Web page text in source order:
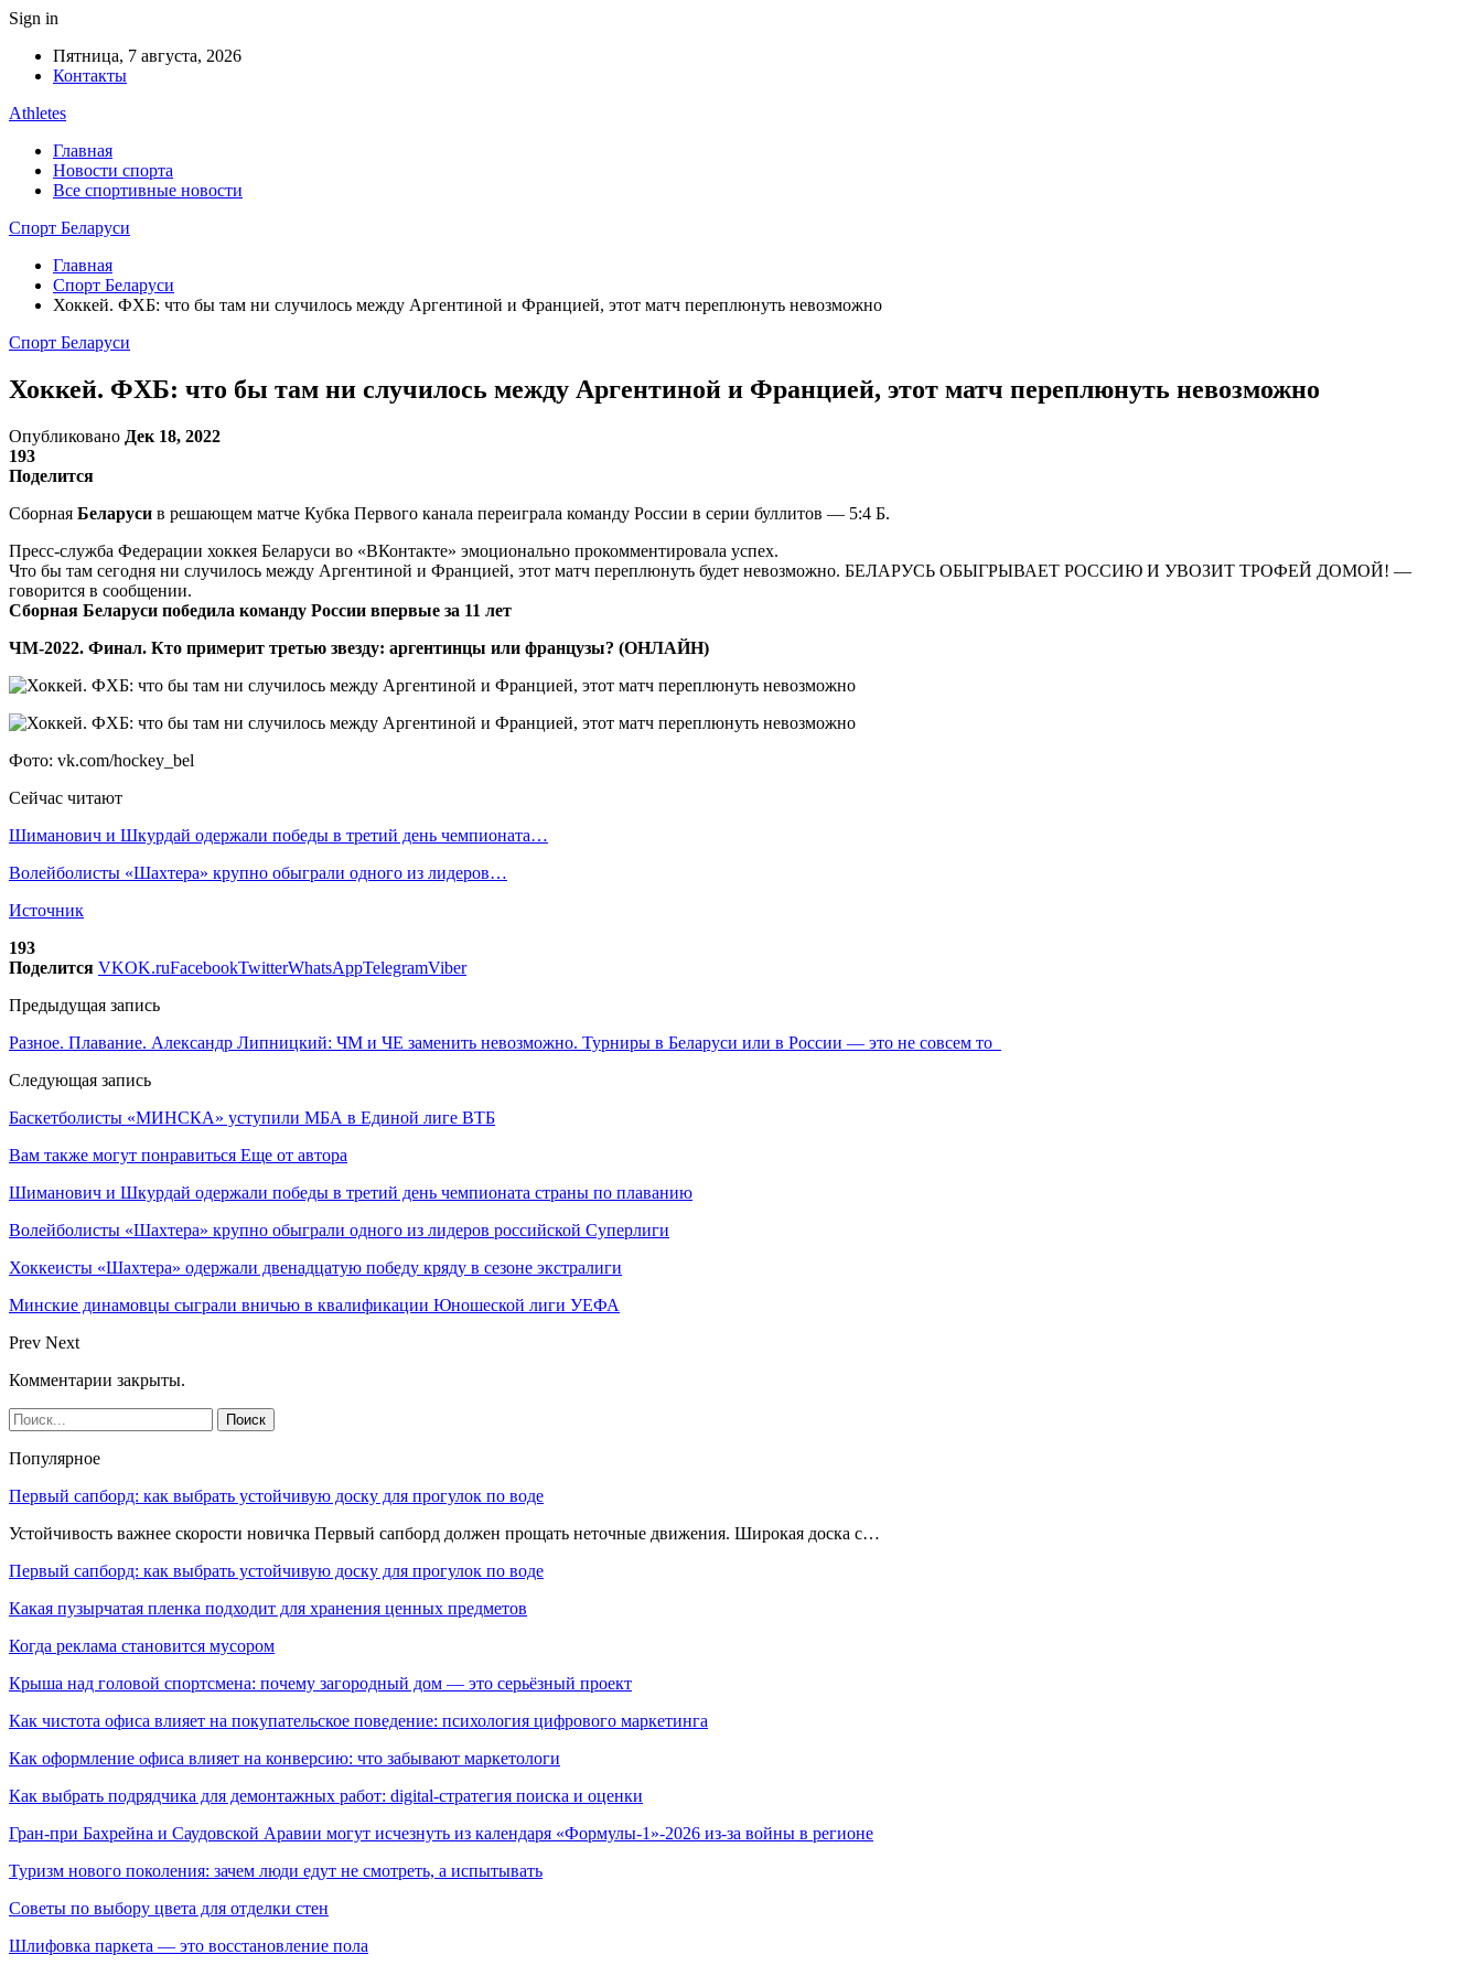
Sign in
Пятница, 7 августа, 2026
Контакты
Athletes
Главная
Новости спорта
Все спортивные новости
Спорт Беларуси
Главная
Спорт Беларуси
Хоккей. ФХБ: что бы там ни случилось между Аргентиной и Францией, этот матч переплюнуть невозможно
Спорт Беларуси
Хоккей. ФХБ: что бы там ни случилось между Аргентиной и Францией, этот матч переплюнуть невозможно
Опубликовано Дек 18, 2022
193
Поделится
Сборная Беларуси в решающем матче Кубка Первого канала переиграла команду России в серии буллитов — 5:4 Б.
Пресс-служба Федерации хоккея Беларуси во «ВКонтакте» эмоционально прокомментировала успех.
Что бы там сегодня ни случилось между Аргентиной и Францией, этот матч переплюнуть будет невозможно. БЕЛАРУСЬ ОБЫГРЫВАЕТ РОССИЮ И УВОЗИТ ТРОФЕЙ ДОМОЙ! —
говорится в сообщении.
Сборная Беларуси победила команду России впервые за 11 лет
ЧМ-2022. Финал. Кто примерит третью звезду: аргентинцы или французы? (ОНЛАЙН)
Фото: vk.com/hockey_bel
Сейчас читают
Шиманович и Шкурдай одержали победы в третий день чемпионата…
Волейболисты «Шахтера» крупно обыграли одного из лидеров…
Источник
193
Поделится VKOK.ruFacebookTwitterWhatsAppTelegramViber
Предыдущая запись
Разное. Плавание. Александр Липницкий: ЧМ и ЧЕ заменить невозможно. Турниры в Беларуси или в России — это не совсем то
Следующая запись
Баскетболисты «МИНСКА» уступили МБА в Единой лиге ВТБ
Вам также могут понравиться Еще от автора
Шиманович и Шкурдай одержали победы в третий день чемпионата страны по плаванию
Волейболисты «Шахтера» крупно обыграли одного из лидеров российской Суперлиги
Хоккеисты «Шахтера» одержали двенадцатую победу кряду в сезоне экстралиги
Минские динамовцы сыграли вничью в квалификации Юношеской лиги УЕФА
Prev Next
Комментарии закрыты.
Популярное
Первый сапборд: как выбрать устойчивую доску для прогулок по воде
Устойчивость важнее скорости новичка Первый сапборд должен прощать неточные движения. Широкая доска с…
Первый сапборд: как выбрать устойчивую доску для прогулок по воде
Какая пузырчатая пленка подходит для хранения ценных предметов
Когда реклама становится мусором
Крыша над головой спортсмена: почему загородный дом — это серьёзный проект
Как чистота офиса влияет на покупательское поведение: психология цифрового маркетинга
Как оформление офиса влияет на конверсию: что забывают маркетологи
Как выбрать подрядчика для демонтажных работ: digital-стратегия поиска и оценки
Гран-при Бахрейна и Саудовской Аравии могут исчезнуть из календаря «Формулы-1»-2026 из-за войны в регионе
Туризм нового поколения: зачем люди едут не смотреть, а испытывать
Советы по выбору цвета для отделки стен
Шлифовка паркета — это восстановление пола